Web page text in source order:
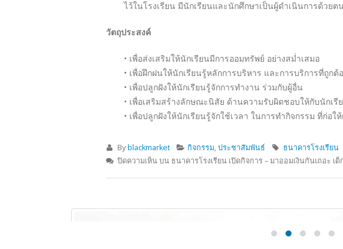
ป้องกันตนเอง ครอบครัว และชุมชน ให้รอดพ้นจากยาเสพติดด้วยวิ
เองและคนรอบข้างให้พ้นจาก วังวน ของยาเสพติด เปรียบเสมือน
คิด จะป้องกัน มัวแต่จะแก้ไข ปัญหายาเสพติดก็ไม่มีวันหมดไปได้ เ
ไม่ยาก อย่าคิดว่ายาเสพติดเป็นสิ่งไกลตัว ใช่ว่ายาเสพติด จะมีแค่ย
เพราะยาเสพติดมี หลายประเภท ของบางอย่างเราอาจคาดไม่ถึง
“เยาวชนคืออนาคตของชาติ อย่าให้ตกเป็นทาสของยาเสพติด”